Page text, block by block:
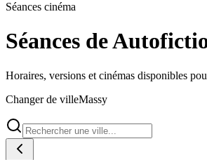
Séances cinéma
Séances de
Horaires, versions et cinémas disponibles
Changer de villeMassy